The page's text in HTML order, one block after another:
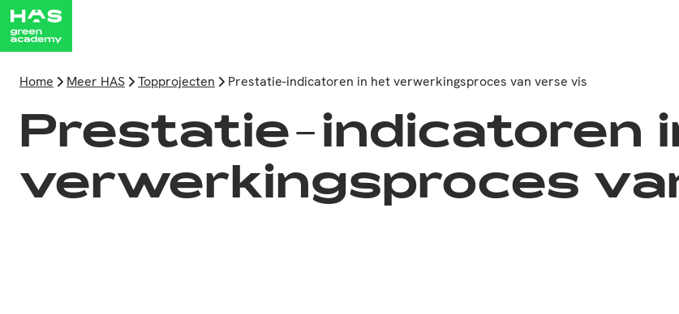
Home Meer HAS Topprojecten Prestatie-indicatoren in het verwerkingsproces van verse vis
Prestatie-indicatoren
verwerkingsproces